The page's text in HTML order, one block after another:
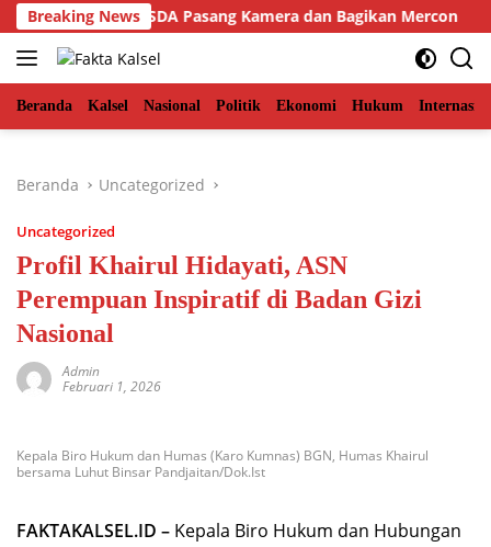
Langsung
ke
konten
Breaking News
BKSDA Pasang Kamera dan Bagikan Mercon
Beranda Kalsel Nasional Politik Ekonomi Hukum
Beranda Uncategorized
Uncategorized
Profil Khairul Hidayati, ASN
Perempuan Inspiratif di Badan Gizi
Nasional
Admin
Februari 1, 2026
Kepala Biro Hukum dan Humas (Karo Kumnas) BGN, Humas Khairul
bersama Luhut Binsar Pandjaitan/Dok.Ist
FAKTAKALSEL.ID – Kepala Biro Hukum dan Hubungan